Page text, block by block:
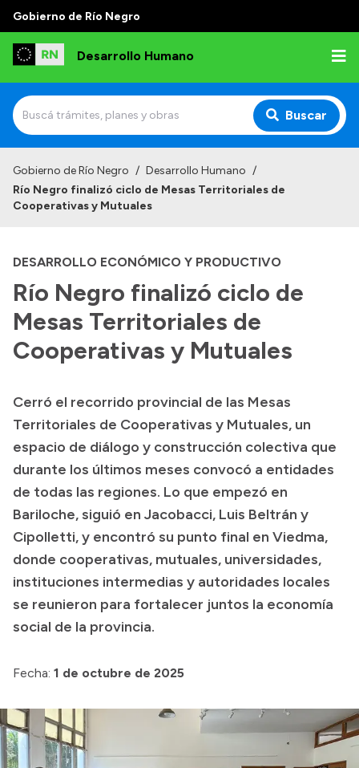
Gobierno de Río Negro
Desarrollo Humano
Buscar
Institucional
Autoridades
Delegaciones
Normativa
Presupuesto
Boletín Oficial
Compras y licitaciones
Consulta de expedientes
Consulta de pago a proveedores
Convocatorias
Login
Gobierno de Río Negro / Desarrollo Humano /
Río Negro finalizó ciclo de Mesas Territoriales de
Cooperativas y Mutuales
DESARROLLO ECONÓMICO Y PRODUCTIVO
Río Negro finalizó ciclo de
Mesas Territoriales de
Cooperativas y Mutuales
Cerró el recorrido provincial de las Mesas
Territoriales de Cooperativas y Mutuales, un
espacio de diálogo y construcción colectiva que
durante los últimos meses convocó a entidades
de todas las regiones. Lo que empezó en
Bariloche, siguió en Jacobacci, Luis Beltrán y
Cipolletti, y encontró su punto final en Viedma,
donde cooperativas, mutuales, universidades,
instituciones intermedias y autoridades locales
se reunieron para fortalecer juntos la economía
social de la provincia.
Fecha: 1 de octubre de 2025